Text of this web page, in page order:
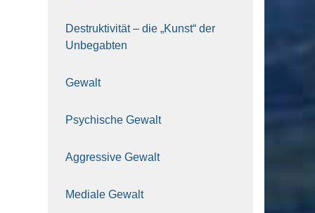
Destruk­ti­vi­tät – die „Kunst“ der
Unbe­gab­ten
Gewalt
Psy­chi­sche Gewalt
Aggres­si­ve Gewalt
Media­le Gewalt